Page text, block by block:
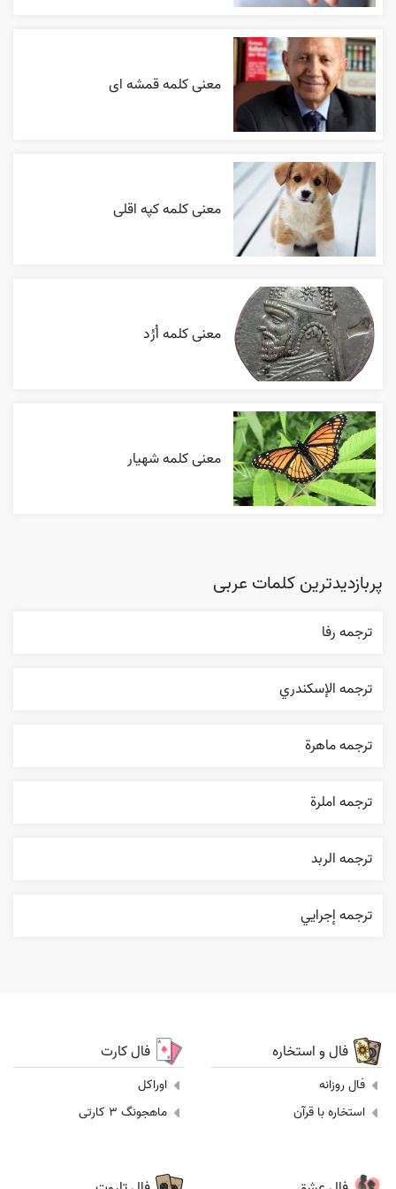
معنی کلمه قمشه ای
معنی کلمه کپه اقلی
معنی کلمه اُرُد
معنی کلمه شهیار
پربازدیدترین کلمات عربی
ترجمه رفا
ترجمه الإسکندري
ترجمه ماهرة
ترجمه املرة
ترجمه الربد
ترجمه إجرایي
فال و استخاره
فال روزانه
استخاره با قرآن
فال کارت
اوراکل
ماهجونگ 3 کارتی